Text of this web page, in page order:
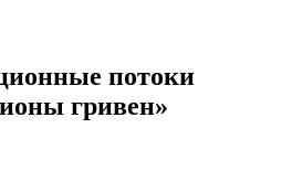
потоки
гривен»